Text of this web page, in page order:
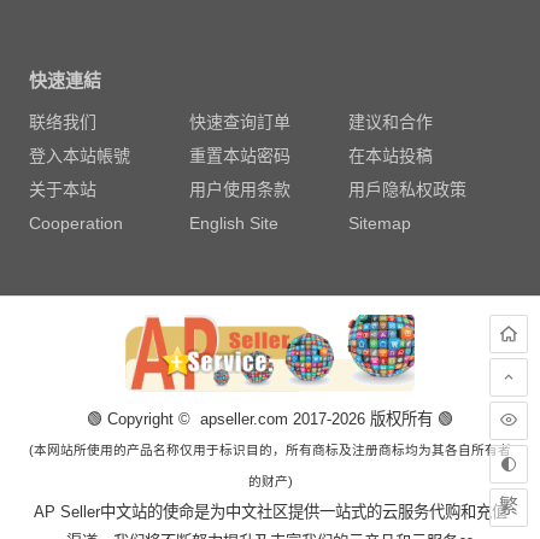
快速連結
联络我们 快速查询訂单
建议和合作
登入本站帳號
重置本站密码
在本站投稿
关于本站
用户使用条款
用戶隐私权政策
Cooperation
English Site Sitemap
🟢 Copyright © apseller.com 2017-2026 版权所有 🟢
(本网站所使用的产品名称仅用于标识目的，所有商标及注册商标均为其各自所有者
的财产)
AP Seller中文站的使命是为中文社区提供一站式的云服务代购和充值繁